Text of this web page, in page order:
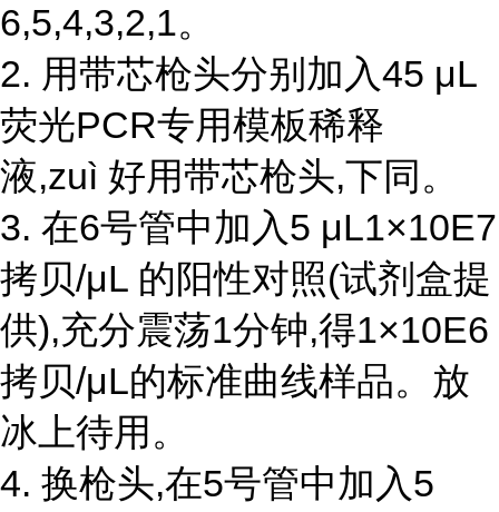
6,5,4,3,2,1。
2. 用带芯枪头分别加入45 μL
荧光PCR专用模板稀释
液,zuì 好用带芯枪头,下同。
3. 在6号管中加入5 μL1×10E7
拷贝/μL 的阳性对照(试剂盒提
供),充分震荡1分钟,得1×10E6
拷贝/μL的标准曲线样品。放
冰上待用。
4. 换枪头,在5号管中加入5